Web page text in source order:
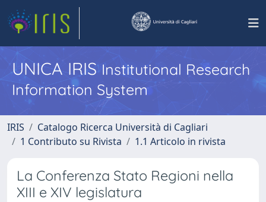
UNICA IRISInstitutional Research
Information System
IRIS
Catalogo Ricerca Università di Cagliari
1 Contributo su Rivista
1.1 Articolo in rivista
La Conferenza Stato Regioni nella
XIII e XIV legislatura